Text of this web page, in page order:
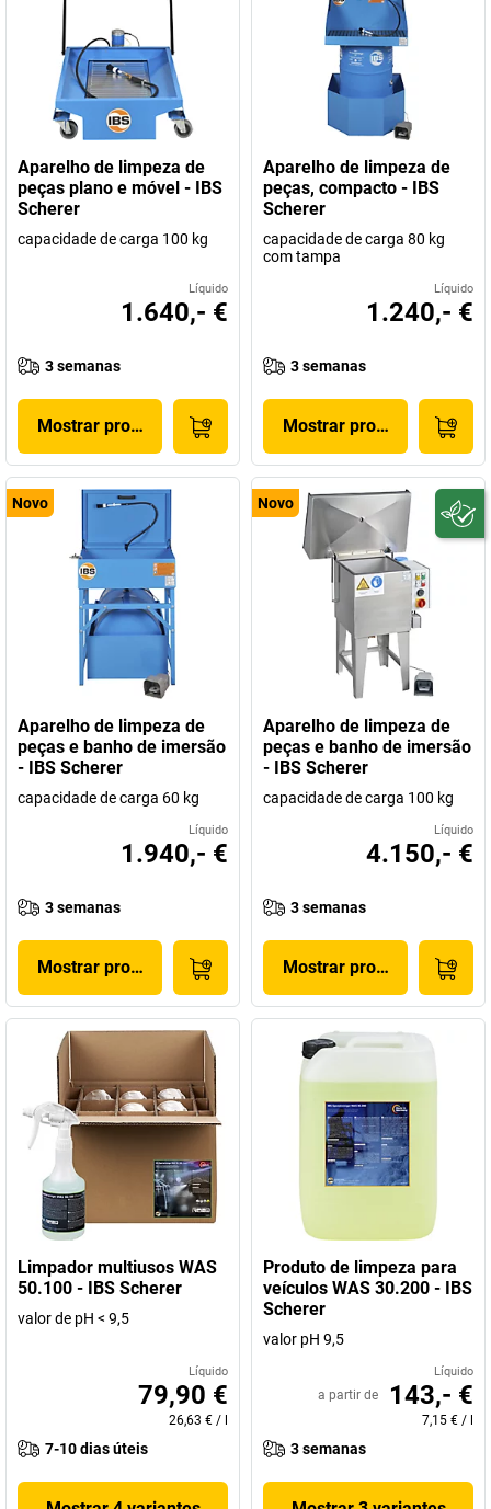
Aparelho de limpeza de
peças plano e móvel - IBS
Scherer
capacidade de carga 100 kg
Líquido
1.640,- €
3 semanas
Mostrar produto
Aparelho de limpeza de
peças, compacto - IBS
Scherer
capacidade de carga 80 kg
com tampa
Líquido
1.240,- €
3 semanas
Mostrar produto
Novo
Aparelho de limpeza de
peças e banho de imersão
- IBS Scherer
capacidade de carga 60 kg
Líquido
1.940,- €
3 semanas
Mostrar produto
Novo
Aparelho de limpeza de
peças e banho de imersão
- IBS Scherer
capacidade de carga 100 kg
Líquido
4.150,- €
3 semanas
Mostrar produto
Limpador multiusos WAS
50.100 - IBS Scherer
valor de pH < 9,5
Líquido
79,90 €
26,63 € /
7-10 dias úteis
Produto de limpeza para
veículos WAS 30.200 - IBS
Scherer
valor pH 9,5
Líquido
a partir de 143,- €
7,15 € /
3 semanas